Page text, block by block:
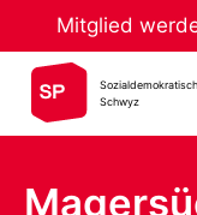
Mitglied
Schwyz